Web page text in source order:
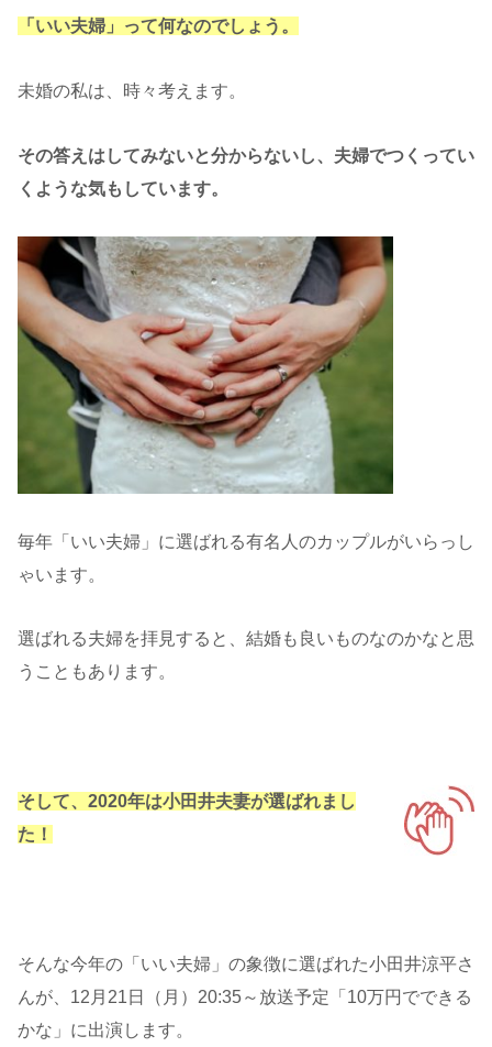
「いい夫婦」って何なのでしょう。
未婚の私は、時々考えます。
その答えはしてみないと分からないし、夫婦でつくってい
くような気もしています。
毎年「いい夫婦」に選ばれる有名人のカップルがいらっし
ゃいます。
選ばれる夫婦を拝見すると、結婚も良いものなのかなと思
うこともあります。
そして、2020年は小田井夫妻が選ばれまし
た！
そんな今年の「いい夫婦」の象徴に選ばれた小田井涼平さ
んが、12月21日（月）20:35～放送予定「10万円でできる
かな」に出演します。